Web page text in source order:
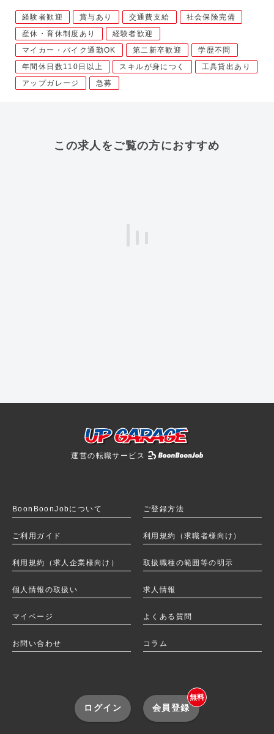
経験者歓迎 賞与あり 交通費支給
社会保険完備
産休・育休制度あり
経験者歓迎
マイカー・バイク通勤OK
第二新卒歓迎
学歴不問
年間休日数110日以上
スキルが身につく
工具貸出あり
アップガレージ
急募
この求人をご覧の方におすすめ
運営の転職サービス
BoonBoonJobについて ご登録方法
ご利用ガイド 利用規約（求職者様向け）
利用規約（求人企業様向け） 取扱職種の範囲等の明示
個人情報の取扱い 求人情報
マイページ よくある質問
お問い合わせ コラム
ログイン 会員登録
無料